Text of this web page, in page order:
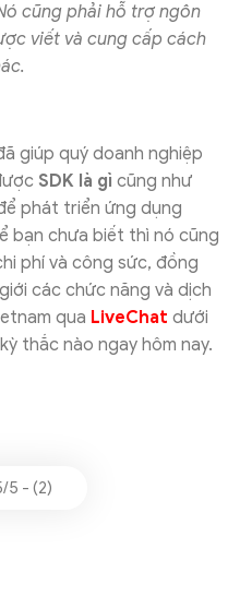
cũng phải hỗ trợ ngôn
viết và cung cấp cách
giúp quý doanh nghiệp
SDK là gì cũng như
phát triển ứng dụng
bạn chưa biết thì nó cũng
phí và công sức, đồng
các chức năng và dịch
qua LiveChat dưới
thắc nào ngay hôm nay.
5 - (2)